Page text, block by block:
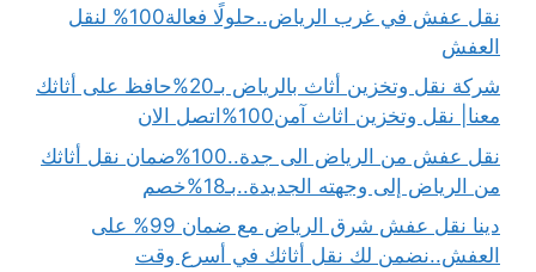
نقل عفش في غرب الرياض..حلولًا فعالة100% لنقل
العفش
شركة نقل وتخزين أثاث بالرياض بـ20%حافظ على أثاثك
معنا| نقل وتخزين اثاث آمن100%اتصل الان
نقل عفش من الرياض الى جدة..100%ضمان نقل أثاثك
من الرياض إلى وجهته الجديدة..بـ18%خصم
دينا نقل عفش شرق الرياض مع ضمان 99% على
العفش..نضمن لك نقل أثاثك في أسرع وقت